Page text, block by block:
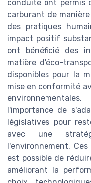
conduite ont permis
carburant de
des pratiques
impact positif
ont bénéficié des
matière d'éco-
disponibles pour la
mise en conformité
l'importance de
législatives pour
avec une
l'environnement.
est possible de
améliorant la